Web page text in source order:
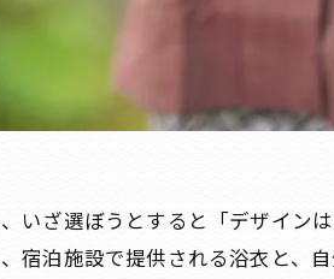
いざ選ぼうとすると「デザイン
泊施設で提供される浴衣と、